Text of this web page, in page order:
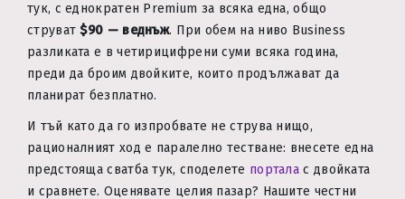
тук, с еднократен Premium за всяка една, общо
струват$90 — веднъж. При обем на ниво Business
разликата е в четирицифрени суми всяка година,
преди да броим двойките, които продължават да
планират безплатно.
И тъй като да го изпробвате не струва нищо,
рационалният ход е паралелно тестване: внесете една
предстояща сватба тук, споделете портала с двойката
и сравнете. Оценявате целия пазар? Нашите честни